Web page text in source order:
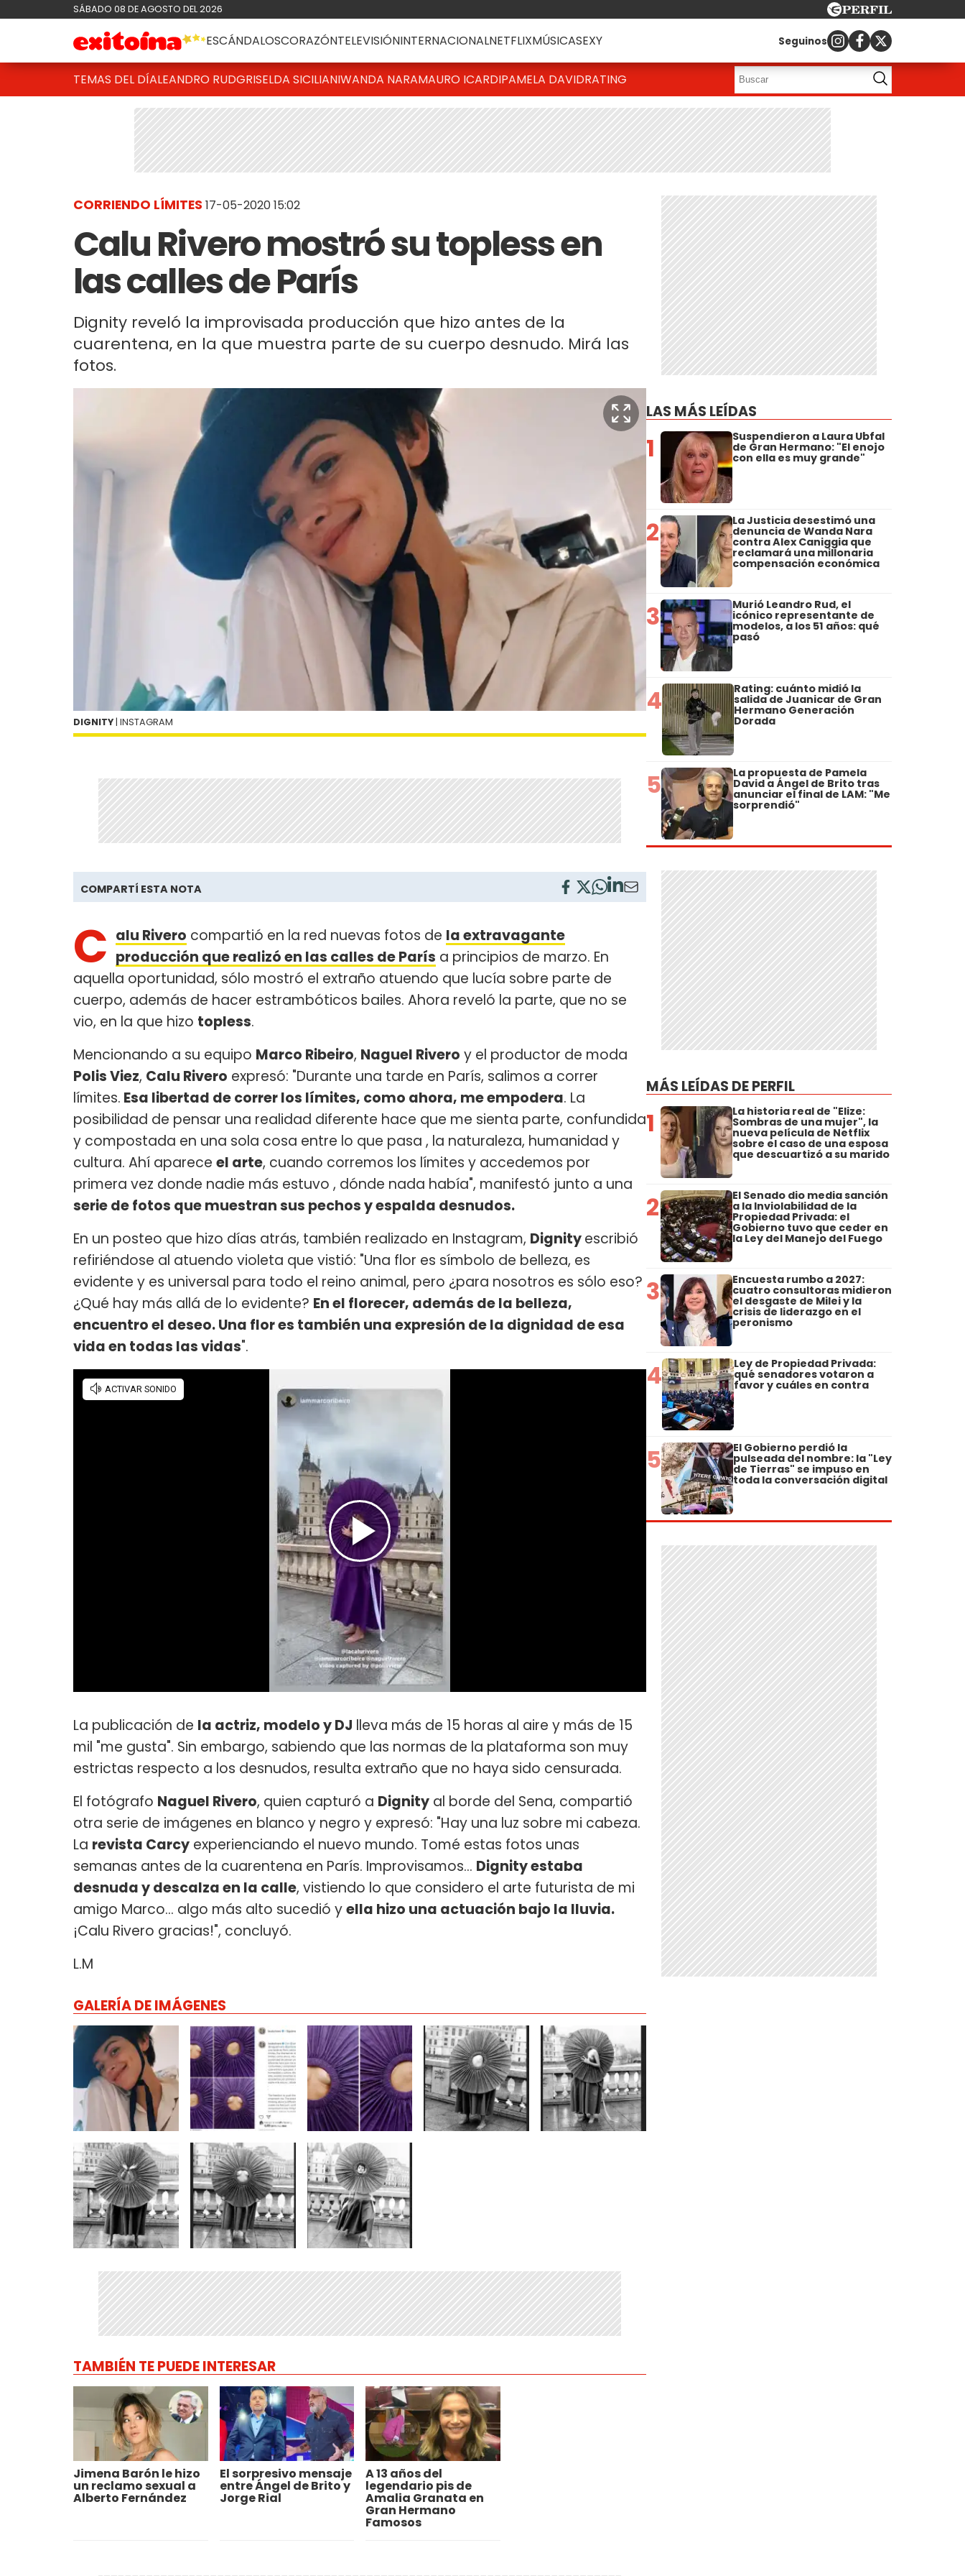
SÁBADO 08 DE AGOSTO DEL 2026
ESCÁNDALOSCORAZÓNTELEVISIÓNINTERNACIONALNETFLIXMÚSICASEXY Seguinos
TEMAS DEL DÍALEANDRO RUDGRISELDA SICILIANIWANDA NARAMAURO ICARDIPAMELA DAVIDRATING
CORRIENDO LÍMITES 17-05-2020 15:02
Calu Rivero mostró su topless en
las calles de París
Dignity reveló la improvisada producción que hizo antes de la
cuarentena, en la que muestra parte de su cuerpo desnudo. Mirá las
fotos.
DIGNITY| INSTAGRAM
COMPARTÍ ESTA NOTA
C alu Rivero compartió en la red nuevas fotos de la extravagante
producción que realizó en las calles de París a principios de marzo. En
aquella oportunidad, sólo mostró el extraño atuendo que lucía sobre parte de
cuerpo, además de hacer estrambóticos bailes. Ahora reveló la parte, que no se
vio, en la que hizo topless.
Mencionando a su equipo Marco Ribeiro, Naguel Rivero y el productor de moda
Polis Viez⁠​, Calu Rivero expresó: "Durante una tarde en París, salimos a correr
límites. Esa libertad de correr los límites, como ahora, me empodera. La
posibilidad de pensar una realidad diferente hace que me sienta parte, confundida
y compostada en una sola cosa entre lo que pasa , la naturaleza, humanidad y
cultura. Ahí aparece el arte, cuando corremos los límites y accedemos por
primera vez donde nadie más estuvo , dónde nada había", manifestó junto a una
serie de fotos que muestran sus pechos y espalda desnudos.
En un posteo que hizo días atrás, también realizado en Instagram, Dignityescribió
refiriéndose al atuendo violeta que vistió: "Una flor es símbolo de belleza, es
evidente y es universal para todo el reino animal, pero ¿para nosotros es sólo eso?
¿Qué hay más allá de lo evidente? En el florecer, además de la belleza,
encuentro el deseo. Una flor es también una expresión de la dignidad de esa
vida en todas las vidas".
La publicación de la actriz, modelo y DJ lleva más de 15 horas al aire y más de 15
mil "me gusta". Sin embargo, sabiendo que las normas de la plataforma son muy
estrictas respecto a los desnudos, resulta extraño que no haya sido censurada.
El fotógrafo Naguel Rivero, quien capturó a Dignity al borde del Sena, compartió
otra serie de imágenes en blanco y negro y expresó: "Hay una luz sobre mi cabeza.
La revista Carcy experienciando el nuevo mundo. Tomé estas fotos unas
semanas antes de la cuarentena en París. Improvisamos... Dignity estaba
desnuda y descalza en la calle, vistiendo lo que considero el arte futurista de mi
amigo Marco... algo más alto sucedió yella hizo una actuación bajo la lluvia.
¡Calu Rivero gracias!", concluyó.
L.M
GALERÍA DE IMÁGENES
TAMBIÉN TE PUEDE INTERESAR
Jimena Barón le hizo
un reclamo sexual a
Alberto Fernández
El sorpresivo mensaje
entre Ángel de Brito y
Jorge Rial
A 13 años del
legendario pis de
Amalia Granata en
Gran Hermano
Famosos
LAS MÁS LEÍDAS
1 Suspendieron a Laura Ubfal
de Gran Hermano: "El enojo
con ella es muy grande"
2 La Justicia desestimó una
denuncia de Wanda Nara
contra Alex Caniggia que
reclamará una millonaria
compensación económica
3 Murió Leandro Rud, el
icónico representante de
modelos, a los 51 años: qué
pasó
4 Rating: cuánto midió la
salida de Juanicar de Gran
Hermano Generación
Dorada
5 La propuesta de Pamela
David a Ángel de Brito tras
anunciar el final de LAM: "Me
sorprendió"
MÁS LEÍDAS DE PERFIL
1 La historia real de "Elize:
Sombras de una mujer", la
nueva película de Netflix
sobre el caso de una esposa
que descuartizó a su marido
2 El Senado dio media sanción
a la Inviolabilidad de la
Propiedad Privada: el
Gobierno tuvo que ceder en
la Ley del Manejo del Fuego
3 Encuesta rumbo a 2027:
cuatro consultoras midieron
el desgaste de Milei y la
crisis de liderazgo en el
peronismo
4 Ley de Propiedad Privada:
qué senadores votaron a
favor y cuáles en contra
5 El Gobierno perdió la
pulseada del nombre: la "Ley
de Tierras" se impuso en
toda la conversación digital